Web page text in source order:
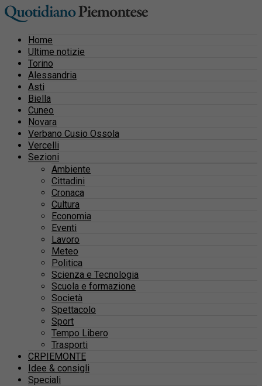
Home
Ultime notizie
Torino
Alessandria
Asti
Biella
Cuneo
Novara
Verbano Cusio Ossola
Vercelli
Sezioni
Ambiente
Cittadini
Cronaca
Cultura
Economia
Eventi
Lavoro
Meteo
Politica
Scienza e Tecnologia
Scuola e formazione
Società
Spettacolo
Sport
Tempo Libero
Trasporti
CRPIEMONTE
Idee & consigli
Speciali